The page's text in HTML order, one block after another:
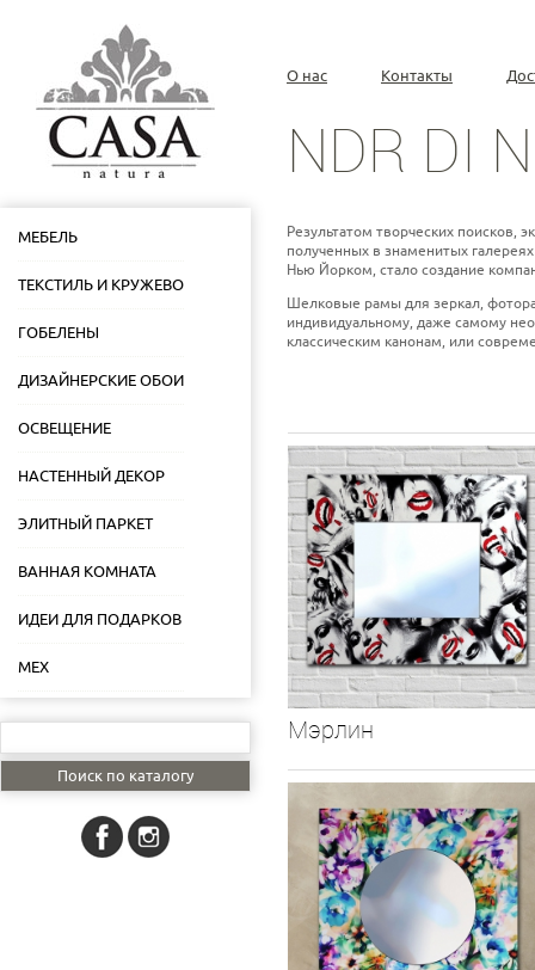
МЕБЕЛЬ
ТЕКСТИЛЬ И КРУЖЕВО
ГОБЕЛЕНЫ
ДИЗАЙНЕРСКИЕ ОБОИ
ОСВЕЩЕНИЕ
НАСТЕННЫЙ ДЕКОР
ЭЛИТНЫЙ ПАРКЕТ
ВАННАЯ КОМНАТА
ИДЕИ ДЛЯ ПОДАРКОВ
МЕХ
О нас Контакты
NDR DI
Результатом творческих поисков,
полученных в знаменитых
Нью Йорком, стало создание
Шелковые рамы для зеркал,
индивидуальному, даже самому
классическим канонам, или
Мэрлин